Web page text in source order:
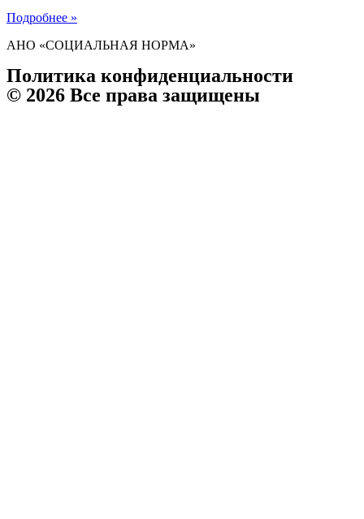
Подробнее »
АНО «СОЦИАЛЬНАЯ НОРМА»
Политика конфиденциальности
© 2026 Все права защищены